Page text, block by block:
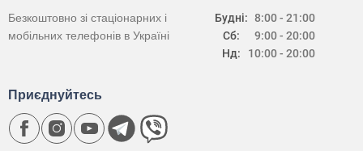
Будні:
Сб:
Нд:
8:00 - 21:00
9:00 - 20:00
10:00 - 20:00
Безкоштовно зі стаціонарних і
мобільних телефонів в Україні
Приєднуйтесь